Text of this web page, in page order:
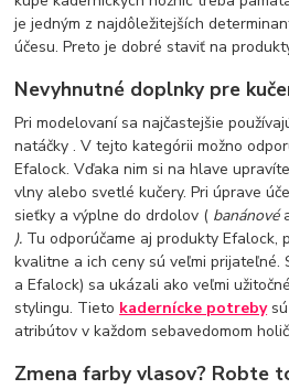
je jedným z najdôležitejších
účesu. Preto je dobré staviť na
Nevyhnutné doplnky pre
Pri modelovaní sa najčastejšie
natáčky . V tejto kategórii možno
Efalock. Vďaka nim si na hlave
vlny alebo svetlé kučery. Pri úprave
sieťky a výplne do drdolov ( banánové
). Tu odporúčame aj produkty Efalock,
kvalitne a ich ceny sú veľmi prijateľné.
a Efalock) sa ukázali ako veľmi
stylingu. Tieto kadernícke potrebysú
atribútov v každom sebavedomom
Zmena farby vlasov? Robte